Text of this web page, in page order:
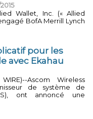
Wallet, Inc. (« Allied
BofA Merrill Lynch
pour les
avec Ekahau
WIRE)--Ascom Wireless
de système de
ont annoncé une